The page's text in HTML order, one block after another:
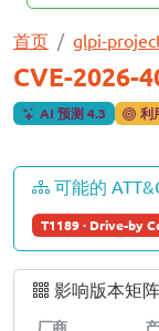
首页 glpi-
CVE-2026-
AI 预测 4.3 利
可能的
T1189 · Drive-by
影响版本矩阵
厂商